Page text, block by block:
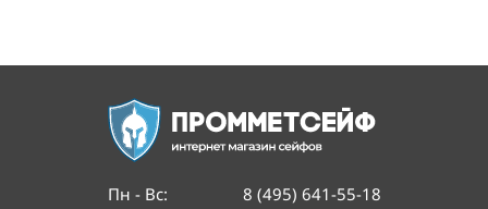
Пн - Вс: 8 (495) 641-55-18